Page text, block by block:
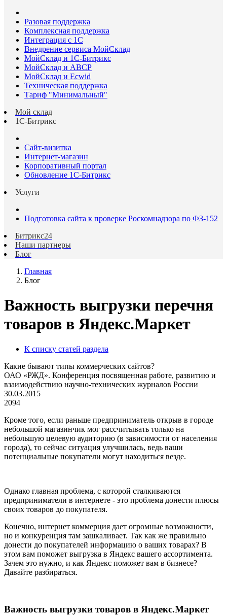
Разовая поддержка
Комплексная поддержка
Интеграция с 1С
Внедрение сервиса МойСклад
МойСклад и 1С-Битрикс
МойСклад и ABCP
МойСклад и Ecwid
Техническая поддержка
Тариф "Минимальный"
Мой склад
1С-Битрикс
Сайт-визитка
Интернет-магазин
Корпоративный портал
Обновление 1С-Битрикс
Услуги
Подготовка сайта к проверке Роскомнадзора по ФЗ-152
Битрикс24
Наши партнеры
Блог
Главная
Блог
Важность выгрузки перечня
товаров в Яндекс.Маркет
К списку статей раздела
Какие бывают типы коммерческих сайтов?
ОАО «РЖД». Конференция посвященная работе, развитию и
взаимодействию научно-технических журналов России
30.03.2015
2094
Кроме того, если раньше предприниматель открыв в городе
небольшой магазинчик мог рассчитывать только на
небольшую целевую аудиторию (в зависимости от населения
города), то сейчас ситуация улучшилась, ведь ваши
потенциальные покупатели могут находиться везде.
Однако главная проблема, с которой сталкиваются
предприниматели в интернете - это проблема донести плюсы
своих товаров до покупателя.
Конечно, интернет коммерция дает огромные возможности,
но и конкуренция там зашкаливает. Так как же правильно
донести до покупателей информацию о ваших товарах? В
этом вам поможет выгрузка в Яндекс вашего ассортимента.
Зачем это нужно, и как Яндекс поможет вам в бизнесе?
Давайте разбираться.
Важность выгрузки товаров в Яндекс.Маркет